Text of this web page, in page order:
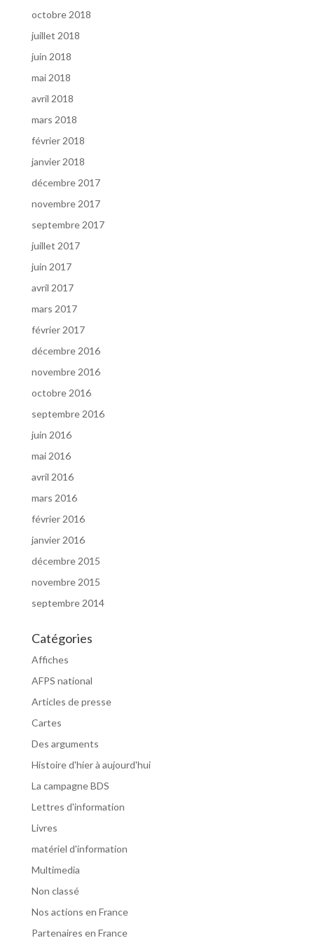
octobre 2018
juillet 2018
juin 2018
mai 2018
avril 2018
mars 2018
février 2018
janvier 2018
décembre 2017
novembre 2017
septembre 2017
juillet 2017
juin 2017
avril 2017
mars 2017
février 2017
décembre 2016
novembre 2016
octobre 2016
septembre 2016
juin 2016
mai 2016
avril 2016
mars 2016
février 2016
janvier 2016
décembre 2015
novembre 2015
septembre 2014
Catégories
Affiches
AFPS national
Articles de presse
Cartes
Des arguments
Histoire d'hier à aujourd'hui
La campagne BDS
Lettres d'information
Livres
matériel d'information
Multimedia
Non classé
Nos actions en France
Partenaires en France